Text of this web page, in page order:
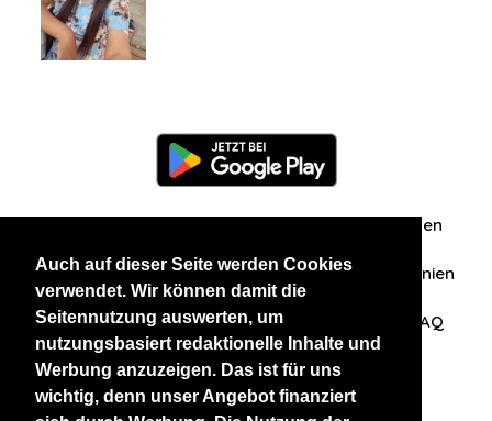
Auch auf dieser Seite werden Cookies
verwendet. Wir können damit die
Seitennutzung auswerten, um
nutzungsbasiert redaktionelle Inhalte und
Werbung anzuzeigen. Das ist für uns
wichtig, denn unser Angebot finanziert
Zuschriften/Erfahrungen
Datenschutzerklärung AGB Datenschutzrichtlinien
Nehmen Sie Kontakt mit uns auf FAQ
Unsere anderen Websites